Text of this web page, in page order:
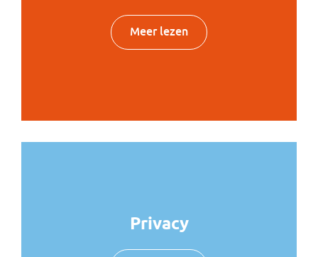
Meer lezen
Privacy